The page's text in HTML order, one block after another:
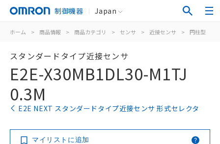
制御機器 Japan
ホーム > 商品情報 > 商品カテゴリ > センサ > 近接センサ > 円柱型
スタンダードタイプ近接センサ
E2E-X30MB1DL30-M1TJ
0.3M
E2E NEXT スタンダードタイプ近接センサ 形式セレクタ
マイリストに追加